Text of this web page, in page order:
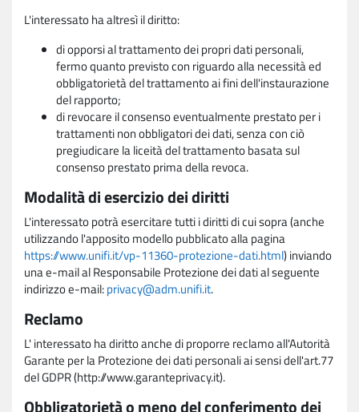
L'interessato ha altresì il diritto:
di opporsi al trattamento dei propri dati personali,
fermo quanto previsto con riguardo alla necessità ed
obbligatorietà del trattamento ai fini dell'instaurazione
del rapporto;
di revocare il consenso eventualmente prestato per i
trattamenti non obbligatori dei dati, senza con ciò
pregiudicare la liceità del trattamento basata sul
consenso prestato prima della revoca.
Modalità di esercizio dei diritti
L'interessato potrà esercitare tutti i diritti di cui sopra (anche
utilizzando l'apposito modello pubblicato alla pagina
https://www.unifi.it/vp-11360-protezione-dati.html) inviando
una e-mail al Responsabile Protezione dei dati al seguente
indirizzo e-mail:privacy@adm.unifi.it.
Reclamo
L' interessato ha diritto anche di proporre reclamo all'Autorità
Garante per la Protezione dei dati personali ai sensi dell'art.77
del GDPR (http://www.garanteprivacy.it).
Obbligatorietà o meno del conferimento dei